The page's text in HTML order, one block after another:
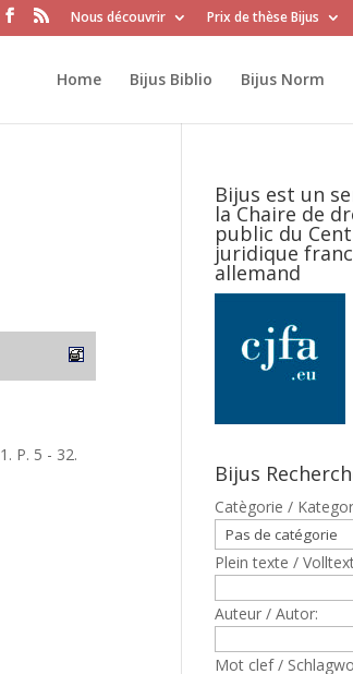
Nous découvrir Prix de thèse Bijus
Home Bijus Biblio Bijus Norm
P. 5 - 32.
Bijus est un
la Chaire de
public du
juridique
allemand
Bijus
Catègorie /
Plein texte /
Auteur / Autor:
Mot clef /